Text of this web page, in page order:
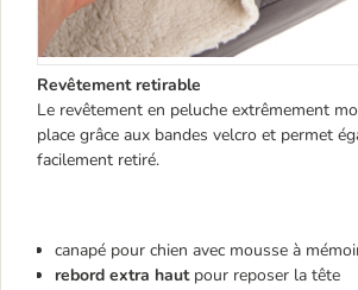
Revêtement retirable
Le revêtement en peluche extrêmement
place grâce aux bandes velcro et permet
facilement retiré.
canapé pour chien avec mousse à
rebord extra hautpour reposer la tête